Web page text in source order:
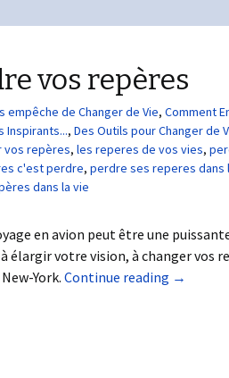
vos repères
empêche de Changer de Vie, Comment
Inspirants..., Des Outils pour Changer de
vos repères, les reperes de vos vies,
c'est perdre, perdre ses reperes dans
dans la vie
en avion peut être une
élargir votre vision, à changer vos
York. Continue reading →